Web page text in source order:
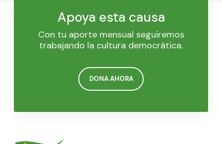
Apoya esta causa
Con tu aporte mensual seguiremos
trabajando la cultura democrática.
DONA AHORA